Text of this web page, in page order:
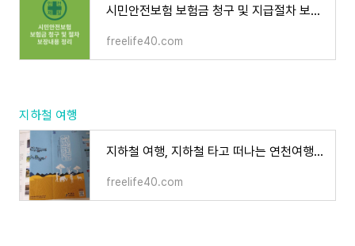
시민안전보험 보험금 청구 및 지급절차 보장내용 정리
freelife40.com
지하철 여행
지하철 여행, 지하철 타고 떠나는 연천여행, 무료 연천여행 정리
freelife40.com